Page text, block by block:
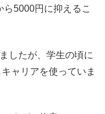
5000円に抑えるこ
したが、学生の頃に
ャリアを使っていま